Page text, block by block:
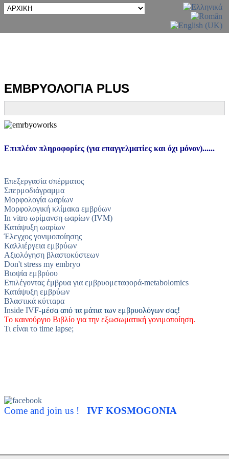
ΕΜΒΡΥΟΛΟΓΙΑ PLUS
Επιπλέον πληροφορίες (για επαγγελματίες και όχι μόνον)......
Επεξεργασία σπέρματος
Σπερμοδιάγραμμα
Μορφολογία ωαρίων
Μορφολογική κλίμακα εμβρύων
In vitro ωρίμανση ωαρίων (IVM)
Κατάψυξη ωαρίων
Έλεγχος γονιμοποίησης
Καλλιέργεια εμβρύων
Αξιολόγηση βλαστοκύστεων
Don't stress my embryo
Βιοψία εμβρύου
Επιλέγοντας έμβρυα για εμβρυομεταφορά-metabolomics
Κατάψυξη εμβρύων
Βλαστικά κύτταρα
Inside IVF-μέσα από τα μάτια των εμβρυολόγων σας!
Το καινούργιο Βιβλίο για την εξωσωματική γονιμοποίηση.
Τι είναι το time lapse;
Come and join us ! IVF KOSMOGONIA